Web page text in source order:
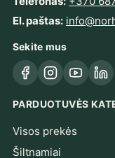
El. paštas:
Sekite mus
FacebookInstagram
YouTube
PARDUOTUVĖS
Visos prekės
Šiltnamiai